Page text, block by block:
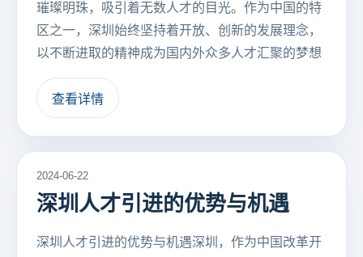
璀璨明珠，吸引着无数人才的目光。作为中国的特
区之一，深圳始终坚持着开放、创新的发展理念，
以不断进取的精神成为国内外众多人才汇聚的梦想
查看详情
2024-06-22
深圳人才引进的优势与机遇
深圳人才引进的优势与机遇深圳，作为中国改革开